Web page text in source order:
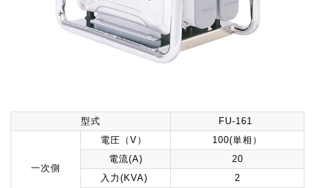
型式 FU-161
一次側
電圧（V）
100(単相）
電流(A)
20
入力(KVA)
2